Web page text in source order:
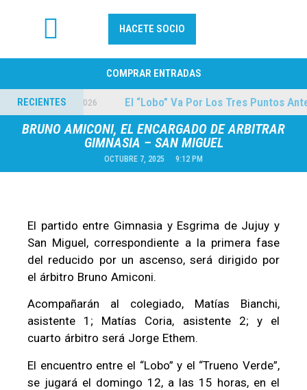
HACETE SOCIO
COMPRAR ENTRADAS
RECIENTES04/08/2026 El “Lobo” Va Por Los Tres Puntos
BRUNO AMICONI, EL ENCARGADO DE ARBITRAR
GIMNASIA – SAN MIGUEL
OCTUBRE 7, 2025 9:12 PM
El partido entre Gimnasia y Esgrima de Jujuy y
San Miguel, correspondiente a la primera fase
del reducido por un ascenso, será dirigido por
el árbitro Bruno Amiconi.
Acompañarán al colegiado, Matías Bianchi,
asistente 1; Matías Coria, asistente 2; y el
cuarto árbitro será Jorge Ethem.
El encuentro entre el “Lobo” y el “Trueno Verde”,
se jugará el domingo 12, a las 15 horas, en el